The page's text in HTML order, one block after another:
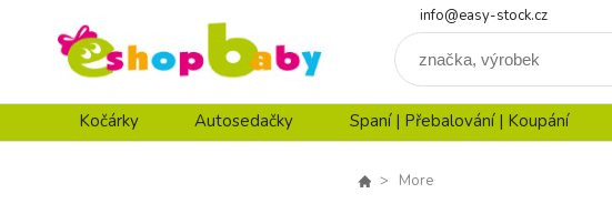
info@easy-stock.cz
Kočárky Autosedačky Spaní | Přebalování | Koupání
More